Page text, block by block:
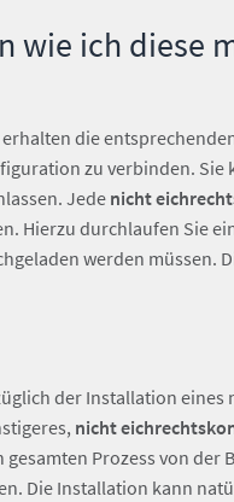
wie ich diese
die
zu verbinden.
Jede nicht
Hierzu durchlaufen Sie
werden müssen.
der Installation eines
nicht
Prozess von
Die Installation kann